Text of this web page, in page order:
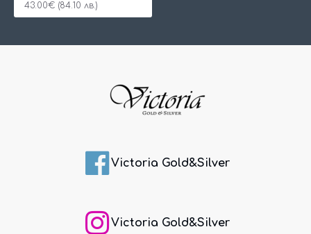
43.00€ (84.10 лв.)
Victoria Gold&Silver
Victoria Gold&Silver